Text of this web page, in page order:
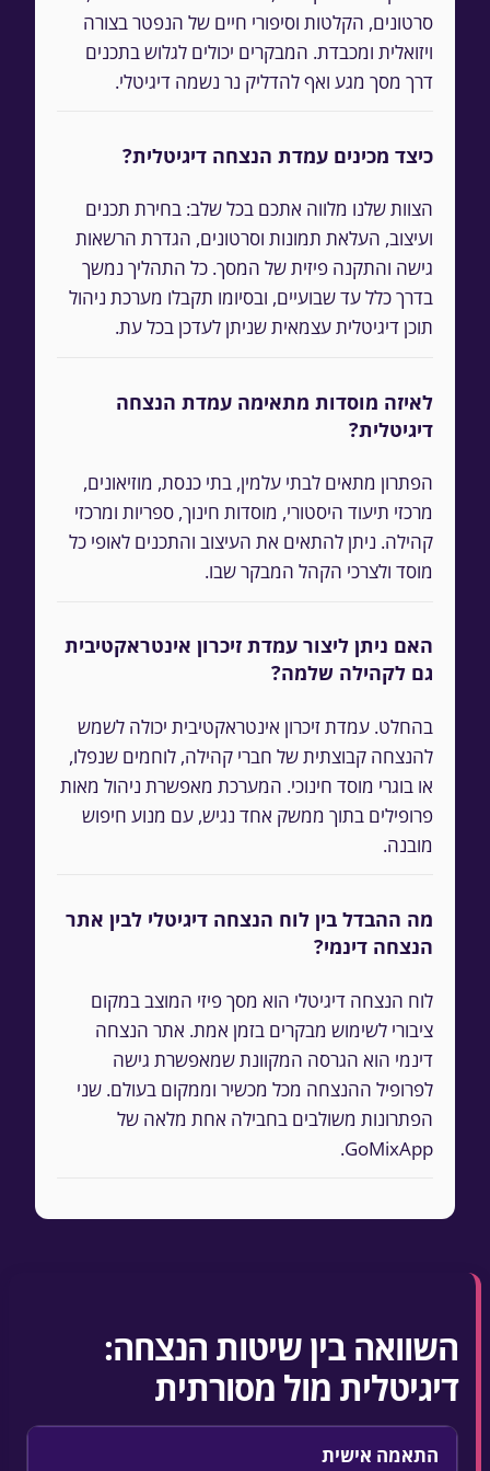
סרטונים, הקלטות וסיפורי חיים של הנפטר בצורה
ויזואלית ומכבדת. המבקרים יכולים לגלוש בתכנים
דרך מסך מגע ואף להדליק נר נשמה דיגיטלי.
כיצד מכינים עמדת הנצחה דיגיטלית?
הצוות שלנו מלווה אתכם בכל שלב: בחירת תכנים
ועיצוב, העלאת תמונות וסרטונים, הגדרת הרשאות
גישה והתקנה פיזית של המסך. כל התהליך נמשך
בדרך כלל עד שבועיים, ובסיומו תקבלו מערכת ניהול
תוכן דיגיטלית עצמאית שניתן לעדכן בכל עת.
לאיזה מוסדות מתאימה עמדת הנצחה
דיגיטלית?
הפתרון מתאים לבתי עלמין, בתי כנסת, מוזיאונים,
מרכזי תיעוד היסטורי, מוסדות חינוך, ספריות ומרכזי
קהילה. ניתן להתאים את העיצוב והתכנים לאופי כל
מוסד ולצרכי הקהל המבקר שבו.
האם ניתן ליצור עמדת זיכרון אינטראקטיבית
גם לקהילה שלמה?
בהחלט. עמדת זיכרון אינטראקטיבית יכולה לשמש
להנצחה קבוצתית של חברי קהילה, לוחמים שנפלו,
או בוגרי מוסד חינוכי. המערכת מאפשרת ניהול מאות
פרופילים בתוך ממשק אחד נגיש, עם מנוע חיפוש
מובנה.
מה ההבדל בין לוח הנצחה דיגיטלי לבין אתר
הנצחה דינמי?
לוח הנצחה דיגיטלי הוא מסך פיזי המוצב במקום
ציבורי לשימוש מבקרים בזמן אמת. אתר הנצחה
דינמי הוא הגרסה המקוונת שמאפשרת גישה
לפרופיל ההנצחה מכל מכשיר וממקום בעולם. שני
הפתרונות משולבים בחבילה אחת מלאה של
GoMixApp.
השוואה בין שיטות הנצחה:
דיגיטלית מול מסורתית
התאמה אישית